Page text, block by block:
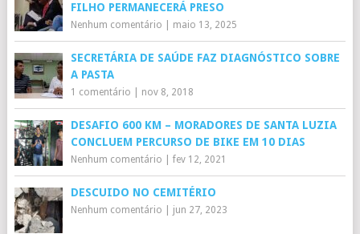
FILHO PERMANECERÁ PRESO
Nenhum comentário maio 13, 2025
SECRETÁRIA DE SAÚDE FAZ DIAGNÓSTICO SOBRE
A PASTA
1 comentário nov 8, 2018
DESAFIO 600 KM – MORADORES DE SANTA LUZIA
CONCLUEM PERCURSO DE BIKE EM 10 DIAS
Nenhum comentário fev 12, 2021
DESCUIDO NO CEMITÉRIO
Nenhum comentário jun 27, 2023